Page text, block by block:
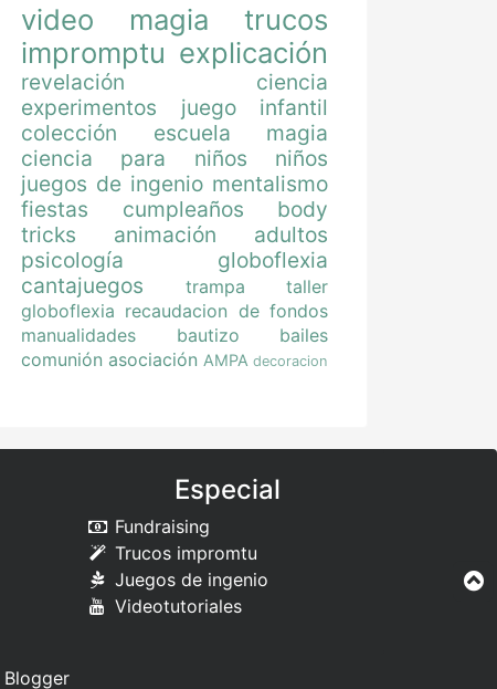
video magia
trucos
impromptu explicación
revelación
ciencia
experimentos
juego
infantil
colección
escuela magia
ciencia para niños
niños
juegos de ingenio mentalismo
fiestas
cumpleaños
body
tricks
animación
adultos
psicología
globoflexia
cantajuegos
trampa
taller
globoflexia recaudacion de fondos
manualidades
bautizo
bailes
comunión asociación AMPA decoracion
Especial
Fundraising
Trucos impromtu
Juegos de ingenio
Videotutoriales
Blogger